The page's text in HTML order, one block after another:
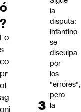
ó
?
Lo
s
co
pr
ot
ag
oni
la
disputa:
Infantino
se
disculpa
por
los
"errores",
pero
la